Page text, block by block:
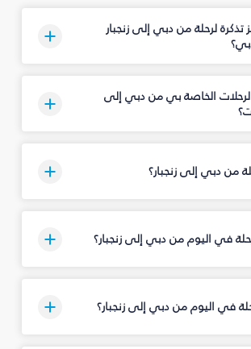
لرحلة من دبي إلى زنجبار
الخاصة بي من دبي إلى
من دبي إلى زنجبار؟
في اليوم من دبي إلى زنجبار؟
في اليوم من دبي إلى زنجبار؟